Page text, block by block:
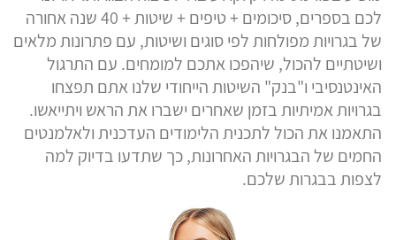
לכם בספרים, סיכומים + טיפים + שיטות + 40 שנה אחורה
של בגרויות מפולחות לפי סוגים ושיטות, עם פתרונות מלאים
ושיטתיים להכול, שיהפכו אתכם למומחים. עם התרגול
האינטנסיבי ו"בנק" השיטות הייחודי שלנו אתם תפצחו
בגרויות אמיתיות בזמן שאחרים ישברו את הראש ויתייאשו.
התאמנו את הכול לתכנית הלימודים העדכנית ולאלמנטים
החמים של הבגרויות האחרונות, כך שתדעו בדיוק למה
לצפות בבגרות שלכם.